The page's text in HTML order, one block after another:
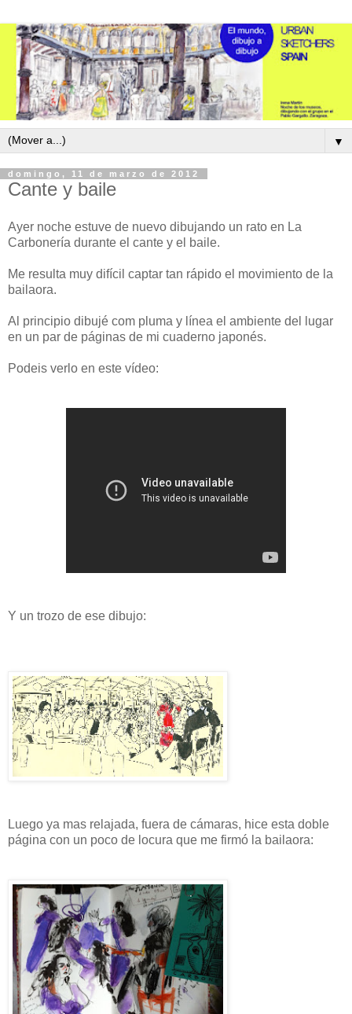
▼
domingo, 11 de marzo de 2012
Cante y baile
Ayer noche estuve de nuevo dibujando un rato en La
Carbonería durante el cante y el baile.
Me resulta muy difícil captar tan rápido el movimiento de la
bailaora.
Al principio dibujé com pluma y línea el ambiente del lugar
en un par de páginas de mi cuaderno japonés.
Podeis verlo en este vídeo:
Y un trozo de ese dibujo:
Luego ya mas relajada, fuera de cámaras, hice esta doble
página con un poco de locura que me firmó la bailaora: